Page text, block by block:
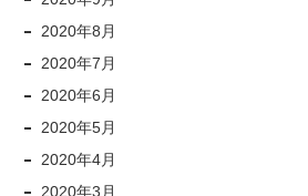
2020年8月
2020年7月
2020年6月
2020年5月
2020年4月
2020年3月